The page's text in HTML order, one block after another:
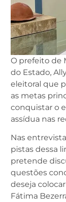
O prefeito de
do Estado,
eleitoral que
as metas
conquistar o
assídua nas
Nas
pistas dessa
pretende
questões
deseja
Fátima